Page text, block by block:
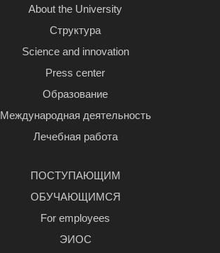
About the University
Структура
Science and innovation
Press center
Образование
Международная деятельность
Лечебная работа
ПОСТУПАЮЩИМ
ОБУЧАЮЩИМСЯ
For employees
ЭИОС